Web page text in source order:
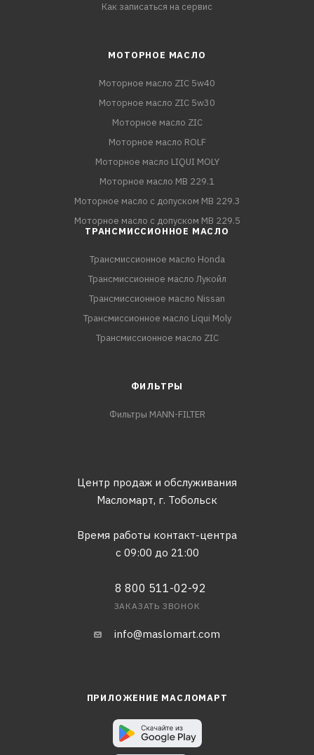
Как записаться на сервис
МОТОРНОЕ МАСЛО
Моторное масло ZIC 5w40
Моторное масло ZIC 5w30
Моторное масло ZIC
Моторное масло ROLF
Моторное масло LIQUI MOLY
Моторное масло MB 229.1
Моторное масло с допуском MB 229.3
Моторное масло с допуском MB 229.5
ТРАНСМИССИОННОЕ МАСЛО
Трансмиссионное масло Honda
Трансмиссионное масло Лукойл
Трансмиссионное масло Nissan
Трансмиссионное масло Liqui Moly
Трансмиссионное масло ZIC
ФИЛЬТРЫ
Фильтры MANN-FILTER
Центр продаж и обслуживания
Масломарт, г. Тобольск
Время работы контакт-центра
с 09:00 до 21:00
8 800 511-02-92
ЗАКАЗАТЬ ЗВОНОК
info@maslomart.com
ПРИЛОЖЕНИЕ МАСЛОМАРТ